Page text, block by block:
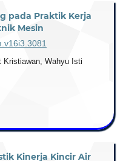
pada Praktik Kerja
Mesin
Kristiawan, Wahyu Isti
Kinerja Kincir Air